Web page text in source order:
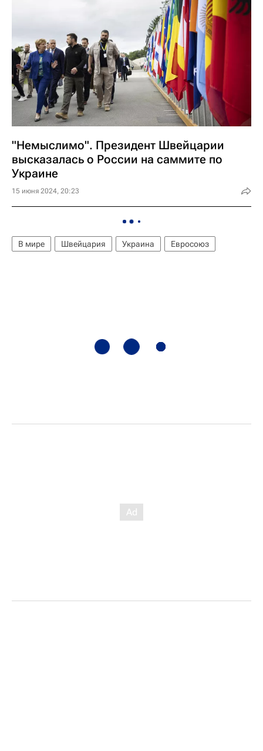
"Немыслимо". Президент Швейцарии
высказалась о России на саммите по
Украине
15 июня 2024, 20:23
В мире Швейцария Украина Евросоюз